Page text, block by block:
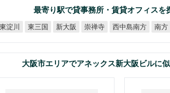
最寄り駅で貸事務所・賃貸オフィスを
東淀川 東三国 新大阪 崇禅寺 西中島南方 南方
大阪市エリアでアネックス新大阪ビルに